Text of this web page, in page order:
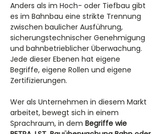
Anders als im Hoch- oder Tiefbau gibt
es im Bahnbau eine strikte Trennung
zwischen baulicher Ausführung,
sicherungstechnischer Genehmigung
und bahnbetrieblicher Überwachung.
Jede dieser Ebenen hat eigene
Begriffe, eigene Rollen und eigene
Zertifizierungen.
Wer als Unternehmen in diesem Markt
arbeitet, bewegt sich in einem
Sprachraum, in dem Begriffe wie